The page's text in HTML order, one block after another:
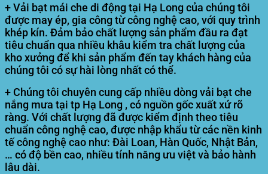
+ Vải bạt mái che di động tại Hạ Long của chúng tôi
được may ép, gia công từ công nghệ cao, với quy trình
khép kín. Đảm bảo chất lượng sản phẩm đầu ra đạt
tiêu chuẩn qua nhiều khâu kiểm tra chất lượng của
kho xưởng để khi sản phẩm đến tay khách hàng của
chúng tôi có sự hài lòng nhất có thể.
+ Chúng tôi chuyên cung cấp nhiều dòng vải bạt che
nắng mưa tại tp Hạ Long , có nguồn gốc xuất xứ rõ
ràng. Với chất lượng đã được kiểm định theo tiêu
chuẩn công nghệ cao, được nhập khẩu từ các nền kinh
tế công nghệ cao như: Đài Loan, Hàn Quốc, Nhật Bản,
… có độ bền cao, nhiều tính năng ưu việt và bảo hành
lâu dài.